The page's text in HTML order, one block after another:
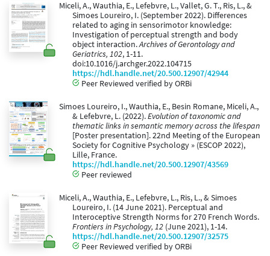
Miceli, A., Wauthia, E., Lefebvre, L., Vallet, G. T., Ris, L., &
Simoes Loureiro, I. (September 2022). Differences
related to aging in sensorimotor knowledge:
Investigation of perceptual strength and body
object interaction.Archives of Gerontology and
Geriatrics, 102, 1-11.
doi:10.1016/j.archger.2022.104715
https://hdl.handle.net/20.500.12907/42944
Peer Reviewed verified by ORBi
Simoes Loureiro, I., Wauthia, E., Besin Romane, Miceli, A.,
& Lefebvre, L. (2022).Evolution of taxonomic and
thematic links in semantic memory across the lifespan
[Poster presentation]. 22nd Meeting of the European
Society for Cognitive Psychology » (ESCOP 2022),
Lille, France.
https://hdl.handle.net/20.500.12907/43569
Peer reviewed
Miceli, A., Wauthia, E., Lefebvre, L., Ris, L., & Simoes
Loureiro, I. (14 June 2021). Perceptual and
Interoceptive Strength Norms for 270 French Words.
Frontiers in Psychology, 12 (June 2021), 1-14.
https://hdl.handle.net/20.500.12907/32575
Peer Reviewed verified by ORBi